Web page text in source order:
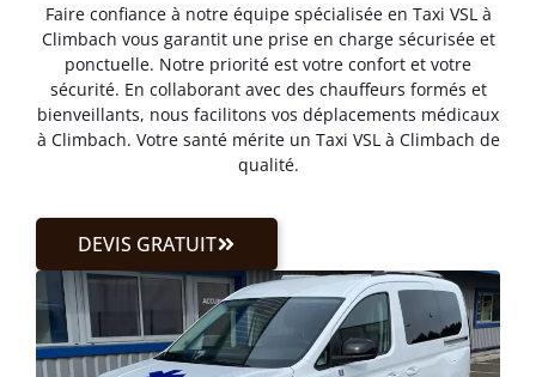
Faire confiance à notre équipe spécialisée en Taxi VSL à
Climbach vous garantit une prise en charge sécurisée et
ponctuelle. Notre priorité est votre confort et votre
sécurité. En collaborant avec des chauffeurs formés et
bienveillants, nous facilitons vos déplacements médicaux
à Climbach. Votre santé mérite un Taxi VSL à Climbach de
qualité.
DEVIS GRATUIT